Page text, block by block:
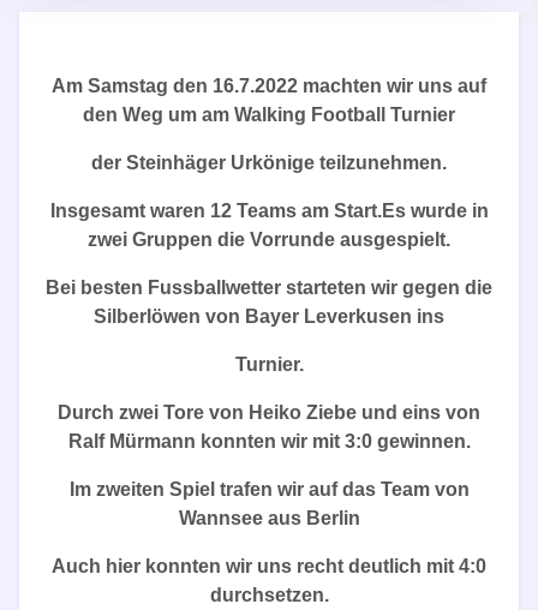
Am Samstag den 16.7.2022 machten wir uns auf
den Weg um am Walking Football Turnier
der Steinhäger Urkönige teilzunehmen.
Insgesamt waren 12 Teams am Start.Es wurde in
zwei Gruppen die Vorrunde ausgespielt.
Bei besten Fussballwetter starteten wir gegen die
Silberlöwen von Bayer Leverkusen ins
Turnier.
Durch zwei Tore von Heiko Ziebe und eins von
Ralf Mürmann konnten wir mit 3:0 gewinnen.
Im zweiten Spiel trafen wir auf das Team von
Wannsee aus Berlin
Auch hier konnten wir uns recht deutlich mit 4:0
durchsetzen.